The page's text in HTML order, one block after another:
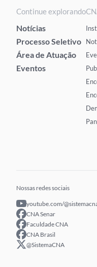
Continue explorando
Notícias
Processo Seletivo
Área de Atuação
Eventos
Nossas redes sociais
youtube.com/
CNA Senar
Faculdade CNA
CNA Brasil
@SistemaCNA